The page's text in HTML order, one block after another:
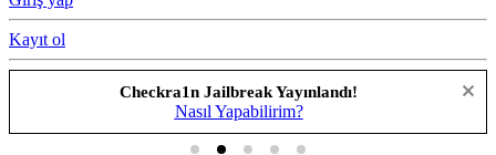
Kayıt ol
Checkra1n Jailbreak Yayınlandı!
Nasıl Yapabilirim?